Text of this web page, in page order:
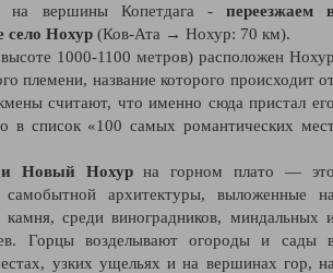
на вершины Копетдага - переезжаем
село Нохур (Ков-Ата → Нохур: 70 км).
1000-1100 метров) расположен
племени, название которого происходит
считают, что именно сюда пристал
в список «100 самых романтических
Новый Нохурна горном плато —
самобытной архитектуры, выложенные
камня, среди виноградников, миндальных
Горцы возделывают огороды и сады
узких ущельях и на вершинах гор,